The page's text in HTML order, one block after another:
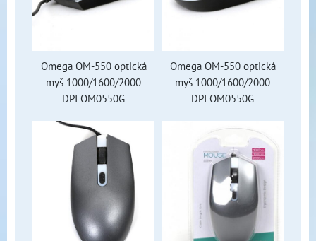
Omega OM-550 optická
myš 1000/1600/2000
DPI OM0550G
Omega OM-550 optická
myš 1000/1600/2000
DPI OM0550G